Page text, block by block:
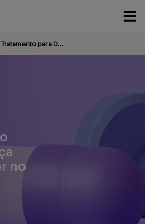
Tratamento para Doença de Gaucher no SUS – Orientações do Protocolo Clínico e Diretrizes Terapêuticas (PCDT)
no